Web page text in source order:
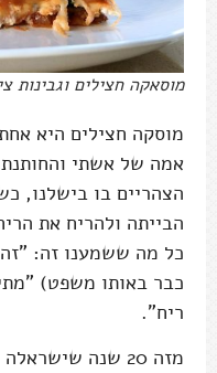
מוסאקה חצילים וגבינות
מוסקה חצילים היא
אמה של אשתי
הצהריים בו בישלנו,
הבייתה ולהריח את
כל מה ששמענו זה:
כבר באותו משפט)
ריח".
מזה 20 שנה